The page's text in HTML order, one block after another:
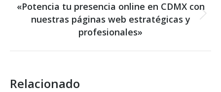
Next
post:
«Potencia tu presencia online en CDMX con
nuestras páginas web estratégicas y
profesionales»
Relacionado